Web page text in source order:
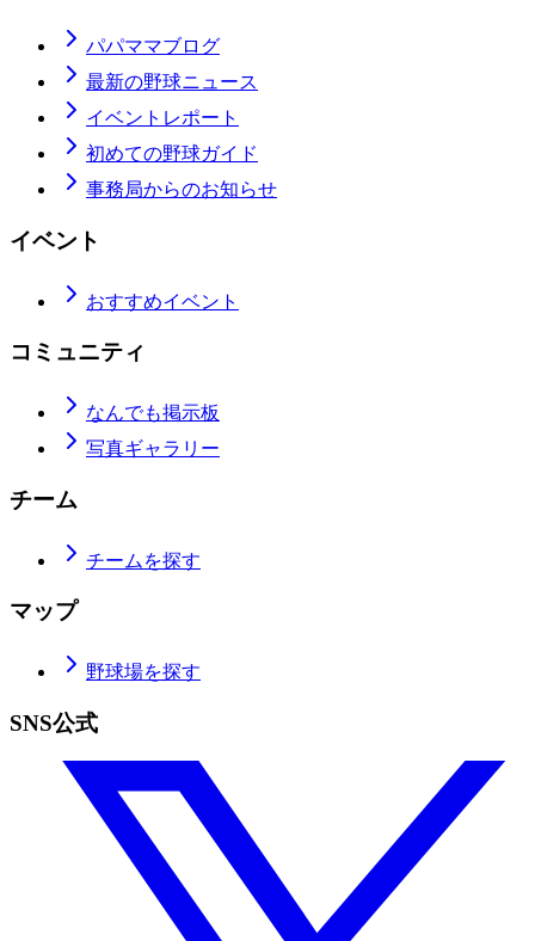
パパママブログ
最新の野球ニュース
イベントレポート
初めての野球ガイド
事務局からのお知らせ
イベント
おすすめイベント
コミュニティ
なんでも掲示板
写真ギャラリー
チーム
チームを探す
マップ
野球場を探す
SNS公式